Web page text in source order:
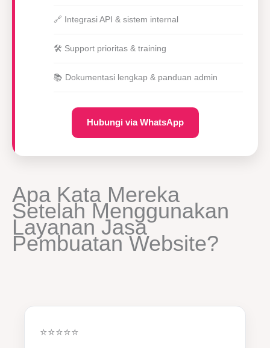
🔗 Integrasi API & sistem internal
🛠 Support prioritas & training
📚 Dokumentasi lengkap & panduan admin
Hubungi via WhatsApp
Apa Kata Mereka
Setelah Menggunakan
Layanan Jasa
Pembuatan Website?
⭐⭐⭐⭐⭐